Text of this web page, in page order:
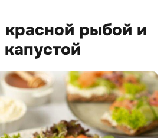
красной рыбой и